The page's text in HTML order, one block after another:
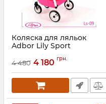
Коляска для ляльок
Adbor Lily Sport
4 480 4 180 грн.